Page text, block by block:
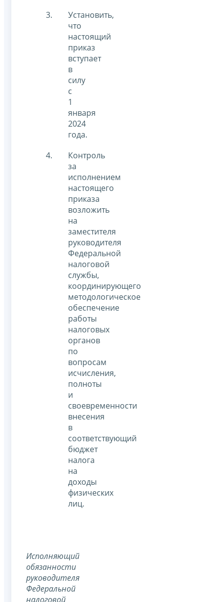
Установить,
что
настоящий
приказ
вступает
в
силу
с
1
января
2024
года.
Контроль
за
исполнением
настоящего
приказа
возложить
на
заместителя
руководителя
Федеральной
налоговой
службы,
координирующего
методологическое
обеспечение
работы
налоговых
органов
по
вопросам
исчисления,
полноты
и
своевременности
внесения
в
соответствующий
бюджет
налога
на
доходы
физических
лиц.
Исполняющий
обязанности
руководителя
Федеральной
налоговой